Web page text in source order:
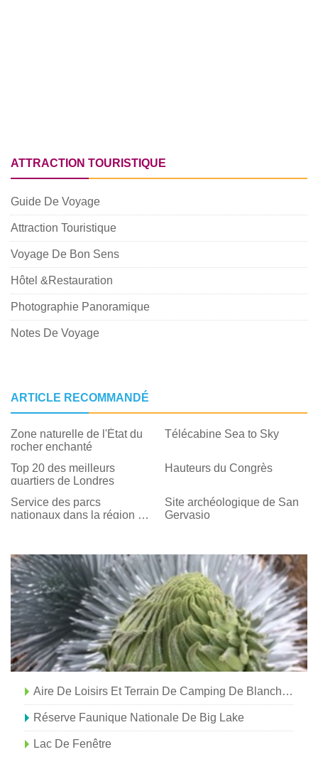
ATTRACTION TOURISTIQUE
Guide De Voyage
Attraction Touristique
Voyage De Bon Sens
Hôtel &Restauration
Photographie Panoramique
Notes De Voyage
ARTICLE RECOMMANDÉ
Zone naturelle de l'État du
rocher enchanté
Télécabine Sea to Sky
Top 20 des meilleurs
quartiers de Londres
Hauteurs du Congrès
Service des parcs
nationaux dans la région de
Site archéologique de San
Gervasio
Aire De Loisirs Et Terrain De Camping De Blanchard Springs
Réserve Faunique Nationale De Big Lake
Lac De Fenêtre